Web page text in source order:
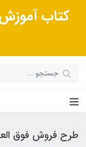
کتاب
طرح فروش فوق